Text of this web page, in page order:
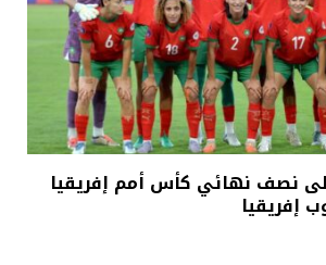
نصف نهائي كأس أمم إفريقيا
إفريقيا